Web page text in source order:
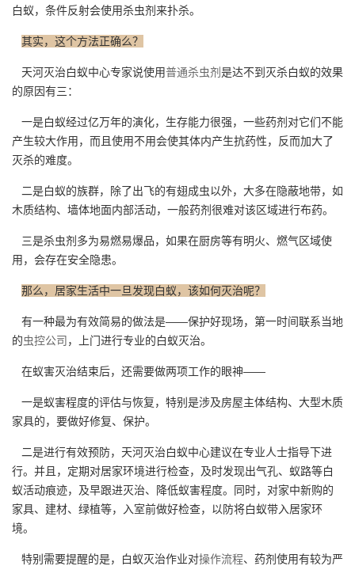
白蚁，条件反射会使用杀虫剂来扑杀。
其实，这个方法正确么？
天河灭治白蚁中心专家说使用普通杀虫剂是达不到灭杀白蚁的效果
的原因有三：
一是白蚁经过亿万年的演化，生存能力很强，一些药剂对它们不能
产生较大作用，而且使用不用会使其体内产生抗药性，反而加大了
灭杀的难度。
二是白蚁的族群，除了出飞的有翅成虫以外，大多在隐蔽地带，如
木质结构、墙体地面内部活动，一般药剂很难对该区域进行布药。
三是杀虫剂多为易燃易爆品，如果在厨房等有明火、燃气区域使
用，会存在安全隐患。
那么，居家生活中一旦发现白蚁，该如何灭治呢？
有一种最为有效简易的做法是——保护好现场，第一时间联系当地
的虫控公司 ，上门进行专业的白蚁灭治。
在蚁害灭治结束后，还需要做两项工作的眼神——
一是蚁害程度的评估与恢复，特别是涉及房屋主体结构、大型木质
家具的，要做好修复、保护。
二是进行有效预防，天河灭治白蚁中心建议在专业人士指导下进
行。并且，定期对居家环境进行检查，及时发现出气孔、蚁路等白
蚁活动痕迹，及早跟进灭治、降低蚁害程度。同时，对家中新购的
家具、建材、绿植等，入室前做好检查，以防将白蚁带入居家环
境。
特别需要提醒的是，白蚁灭治作业对操作流程、药剂使用有较为严